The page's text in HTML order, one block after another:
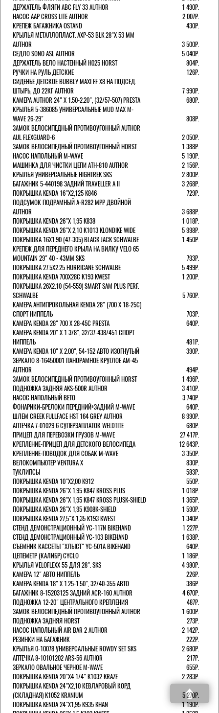
ДЕРЖАТЕЛЬ ФЛЯГИ АВС FLY 33 AUTHOR
1 490Р.
НАСОС AAP CROSS LITE AUTHOR
2 007Р.
КРЕПЕЖ БАГАЖНИКА OSTAND
430Р.
КРЫЛЬЯ МЕТАЛЛОПЛАСТ. AXP-53 BLK 28"Х 53 ММ
AUTHOR
3 500Р.
СЕДЛО SONO ASL AUTHOR
5 040Р.
ДЕРЖАТЕЛЬ ВЕЛО НАСТЕННЫЙ H025 HORST
804Р.
РУЧКИ НА РУЛЬ ДЕТСКИЕ
126Р.
СИДЕНЬЕ ДЕТСКОЕ BUBBLY MAXI FF X8 НА ПОДСЕД.
ШТЫРЬ, ДО 22КГ AUTHOR
7 990Р.
КАМЕРА AUTHOR 24" Х 1.50-2.20", (32/57-507) PRESTA
680Р.
КРЫЛЬЯ 5-386085 УНИВЕРСАЛЬНЫЕ MUD MAX M-
WAVE 26-29"
808Р.
ЗАМОК ВЕЛОСИПЕДНЫЙ ПРОТИВОУГОННЫЙ AUTHOR
AUL FLEXGUARD-6
2 050Р.
ЗАМОК ВЕЛОСИПЕДНЫЙ ПРОТИВОУГОННЫЙ HORST
1 388Р.
НАСОС НАПОЛЬНЫЙ M-WAVE
5 190Р.
МАШИНКА ДЛЯ ЧИСТКИ ЦЕПИ ATH-810 AUTHOR
2 156Р.
КРЫЛЬЯ УНИВЕРСАЛЬНЫЕ HIGHTREK SKS
2 800Р.
БАГАЖНИК 5-440198 ЗАДНИЙ TRAVELLER A II
3 268Р.
ПОКРЫШКА KENDA 16"Х2,125 K846
729Р.
ПОДСУМОК ПОДРАМНЫЙ A-R282 MPP ДВОЙНОЙ
AUTHOR
3 688Р.
ПОКРЫШКА KENDA 26"Х 1,95 K838
1 018Р.
ПОКРЫШКА KENDA 26"Х 2,10 K1013 KLONDIKE WIDE
5 998Р.
ПОКРЫШКА 16X1.90 (47-305) BLACK JACK SCHWALBE
1 450Р.
КРЕПЕЖ ДЛЯ ПЕРЕДНЕГО КРЫЛА НА ВИЛКУ VELO 65
MOUNTAIN 29" 40 - 43ММ SKS
793Р.
ПОКРЫШКА 27.5X2.25 HURRICANE SCHWALBE
5 499Р.
ПОКРЫШКА KENDA 700Х28С K193 KWEST
1 200Р.
ПОКРЫШКА 26X2.10 (54-559) SMART SAM PLUS PERF.
SCHWALBE
5 760Р.
КАМЕРА АНТИПРОКОЛЬНАЯ KENDA 28" (700 Х 18-25C)
СПОРТ НИППЕЛЬ
703Р.
КАМЕРА KENDA 28" 700 Х 28-45С PRESTA
640Р.
КАМЕРА KENDA 20" Х 1 3/8", 32/37-438/451 СПОРТ
НИППЕЛЬ
481Р.
КАМЕРА KENDA 10" Х 2.00", 54-152 АВТО ИЗОГНУТЫЙ
390Р.
ЗЕРКАЛО 8-16450001 ПАНОРАМНОЕ КРУГЛОЕ AM-45
AUTHOR
494Р.
ЗАМОК ВЕЛОСИПЕДНЫЙ ПРОТИВОУГОННЫЙ HORST
1 496Р.
ПОДНОЖКА ЗАДНЯЯ AKS-500R AUTHOR
3 410Р.
НАСОС НАПОЛЬНЫЙ BETO
3 740Р.
ФОНАРИКИ-БРЕЛОКИ ПЕРЕДНИЙ+ЗАДНИЙ M-WAVE
640Р.
ШЛЕМ CREEK FULLFACE HST 164 GREY AUTHOR
8 990Р.
АПТЕЧКА 7-01029 6 СУПЕРЗАПЛАТОК WELDTITE
680Р.
ПРИЦЕП ДЛЯ ПЕРЕВОЗКИ ГРУЗОВ M-WAVE
27 417Р.
КРЕПЛЕНИЕ-ПРИЦЕП ДЛЯ ДЕТСКОГО ВЕЛОСИПЕДА
12 643Р.
КРЕПЛЕНИЕ-ПОВОДОК ДЛЯ СОБАК M-WAVE
3 350Р.
ВЕЛОКОМПЬЮТЕР VENTURA Х
830Р.
ТУКЛИПСЫ
583Р.
ПОКРЫШКА KENDA 10"Х2,00 K912
550Р.
ПОКРЫШКА KENDA 26"Х 1,95 K847 KROSS PLUS
1 018Р.
ПОКРЫШКА KENDA 26"Х 1,95 K847 KROSS PLUSK-SHIELD
1 365Р.
ПОКРЫШКА KENDA 26"Х 1,95 K908K-SHIELD
1 590Р.
ПОКРЫШКА KENDA 27,5"Х 1,35 K193 KWEST
1 340Р.
СТЕНД ДЕМОНСТРАЦИОННЫЙ YC-117N BIKEHAND
1 227Р.
СТЕНД ДЕМОНСТРАЦИОННЫЙ YC-103 BIKEHAND
1 638Р.
СЪЕМНИК КАССЕТЫ "ХЛЫСТ" YC-501A BIKEHAND
640Р.
ЦЕПЕМЕТР (КАЛИБР) CYCLO
1 186Р.
КРЫЛЬЯ VELOFLEXX 55 ДЛЯ 28". SKS
4 980Р.
КАМЕРА 12" АВТО НИППЕЛЬ
226Р.
КАМЕРА KENDA 18" Х 1.25-1.50", 32/40-355 АВТО
386Р.
БАГАЖНИК 8-15203125 ЗАДНИЙ ACR-160 AUTHOR
4 670Р.
ПОДНОЖКА 12-20" ЦЕНТРАЛЬНОГО КРЕПЛЕНИЯ
487Р.
ЗАМОК ВЕЛОСИПЕДНЫЙ ПРОТИВОУГОННЫЙ AUTHOR
1 600Р.
ПОДНОЖКА ЗАДНЯЯ HORST
273Р.
НАСОС НАПОЛЬНЫЙ AIR BAR 2 AUTHOR
2 142Р.
РЕЗИНКИ НА БАГАЖНИК
222Р.
КРЫЛЬЯ 0-10078 УНИВЕРСАЛЬНЫЕ ROWDY SET SKS
2 680Р.
АПТЕЧКА 8-10101202 ARS-56 AUTHOR
217Р.
ЗЕРКАЛО ОВАЛЬНОЕ ЧЕРНОЕ M-WAVE
655Р.
ПОКРЫШКА KENDA 20"Х4 1/4" K1032 KRAZE
2 283Р.
ПОКРЫШКА KENDA 24"Х2,10 КЕВЛАРОВЫЙ КОРД
(СКЛАДНАЯ) K1052 KRANIUM
5 270Р.
ПОКРЫШКА KENDA 24"Х1,95 K935 KHAN
1 190Р.